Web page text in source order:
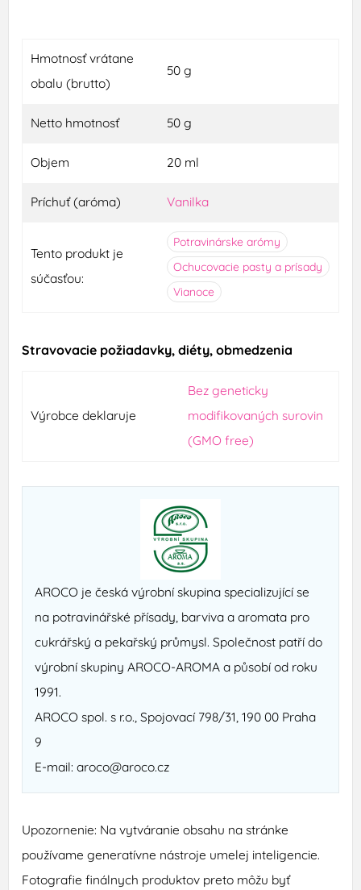
Hmotnosť vrátane
obalu (brutto)
50 g
Netto hmotnosť 50 g
Objem 20 ml
Príchuť (aróma) Vanilka
Tento produkt je
súčasťou:
Potravinárske arómy
Ochucovacie pasty a prísady
Vianoce
Stravovacie požiadavky, diéty, obmedzenia
Výrobce deklaruje
Bez geneticky
modifikovaných surovin
(GMO free)
AROCO je česká výrobní skupina specializující se
na potravinářské přísady, barviva a aromata pro
cukrářský a pekařský průmysl. Společnost patří do
výrobní skupiny AROCO-AROMA a působí od roku
1991.
AROCO spol. s r.o., Spojovací 798/31, 190 00 Praha
9
E-mail: aroco@aroco.cz
Upozornenie: Na vytváranie obsahu na stránke
používame generatívne nástroje umelej inteligencie.
Fotografie finálnych produktov preto môžu byť